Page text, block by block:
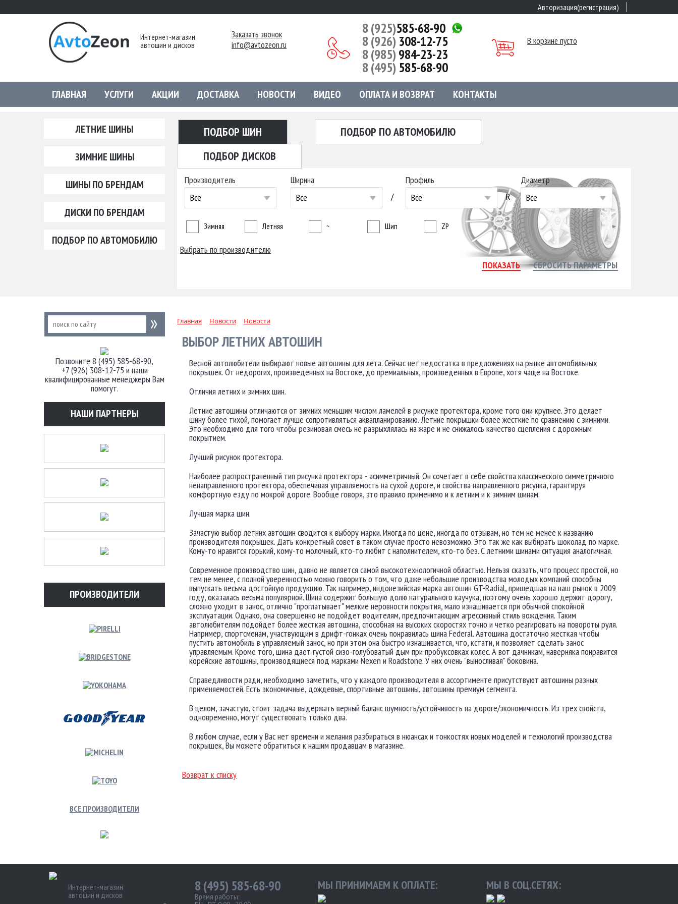
Авторизация(регистрация)
Интернет-магазин
автошин и дисков
Заказать звонок
info@avtozeon.ru
8 (925)585-68-90
8 (926) 308-12-75
8 (985)984-23-23
8 (495) 585-68-90
В корзине пусто
ГЛАВНАЯ УСЛУГИ АКЦИИ ДОСТАВКА НОВОСТИ ВИДЕО ОПЛАТА И ВОЗВРАТ КОНТАКТЫ
ЛЕТНИЕ ШИНЫ
ЗИМНИЕ ШИНЫ
ШИНЫ ПО БРЕНДАМ
ДИСКИ ПО БРЕНДАМ
ПОДБОР ПО АВТОМОБИЛЮ
ПОДБОР ШИН
ПОДБОР ПО АВТОМОБИЛЮ
ПОДБОР ДИСКОВ
Производитель
Все
Ширина
Все
/
Профиль
Все
R
Диаметр
Все
Зимняя Летняя ~ Шип ZP
Выбрать по производителю
Позвоните 8 (495) 585-68-90,
+7 (926) 308-12-75 и наши
квалифицированные менеджеры Вам
помогут.
НАШИ ПАРТНЕРЫ
ПРОИЗВОДИТЕЛИ
ВСЕ ПРОИЗВОДИТЕЛИ
Главная Новости Новости
ВЫБОР ЛЕТНИХ АВТОШИН
Весной автолюбители выбирают новые автошины для лета. Сейчас нет недостатка в предложениях на рынке автомобильных
покрышек. От недорогих, произведенных на Востоке, до премиальных, произведенных в Европе, хотя чаще на Востоке.
Отличия летних и зимних шин.
Летние автошины отличаются от зимних меньшим числом ламелей в рисунке протектора, кроме того они крупнее. Это делает
шину более тихой, помогает лучше сопротивляться аквапланированию. Летние покрышки более жесткие по сравнению с зимними.
Это необходимо для того чтобы резиновая смесь не разрыхлялась на жаре и не снижалось качество сцепления с дорожным
покрытием.
Лучший рисунок протектора.
Наиболее распространенный тип рисунка протектора - асимметричный. Он сочетает в себе свойства классического симметричного
ненаправленного протектора, обеспечивая управляемость на сухой дороге, и свойства направленного рисунка, гарантируя
комфортную езду по мокрой дороге. Вообще говоря, это правило применимо и к летним и к зимним шинам.
Лучшая марка шин.
Зачастую выбор летних автошин сводится к выбору марки. Иногда по цене, иногда по отзывам, но тем не менее к названию
производителя покрышек. Дать конкретный совет в таком случае просто невозможно. Это так же как выбирать шоколад по марке.
Кому-то нравится горький, кому-то молочный, кто-то любит с наполнителем, кто-то без. С летними шинами ситуация аналогичная.
Современное производство шин, давно не является самой высокотехнологичной областью. Нельзя сказать, что процесс простой, но
тем не менее, с полной уверенностью можно говорить о том, что даже небольшие производства молодых компаний способны
выпускать весьма достойную продукцию. Так например, индонезийская марка автошин GT-Radial, пришедшая на наш рынок в 2009
году, оказалась весьма популярной. Шина содержит большую долю натурального каучука, поэтому очень хорошо держит дорогу,
сложно уходит в занос, отлично "проглатывает" мелкие неровности покрытия, мало изнашивается при обычной спокойной
эксплуатации. Однако, она совершенно не подойдет водителям, предпочитающим агрессивный стиль вождения. Таким
автолюбителям подойдет более жесткая автошина, способная на высоких скоростях точно и четко реагировать на повороты руля.
Например, спортсменам, участвующим в дрифт-гонках очень понравилась шина Federal. Автошина достаточно жесткая чтобы
пустить автомобиль в управляемый занос, но при этом она быстро изнашивается, что, кстати, и позволяет сделать занос
управляемым. Кроме того, шина дает густой сизо-голубоватый дым при пробуксовках колес. А вот дачникам, наверняка понравится
корейские автошины, производящиеся под марками Nexen и Roadstone. У них очень "выносливая" боковина.
Справедливости ради, необходимо заметить, что у каждого производителя в ассортименте присутствуют автошины разных
применяемостей. Есть экономичные, дождевые, спортивные автошины, автошины премиум сегмента.
В целом, зачастую, стоит задача выдержать верный баланс шумность/устойчивость на дороге/экономичность. Из трех свойств,
одновременно, могут существовать только два.
В любом случае, если у Вас нет времени и желания разбираться в нюансах и тонкостях новых моделей и технологий производства
покрышек, Вы можете обратиться к нашим продавцам в магазине.
Возврат к списку
Интернет-магазин
автошин и дисков
8 (495) 585-68-90
Время работы:
МЫ ПРИНИМАЕМ К ОПЛАТЕ: МЫ В СОЦ.СЕТЯХ: